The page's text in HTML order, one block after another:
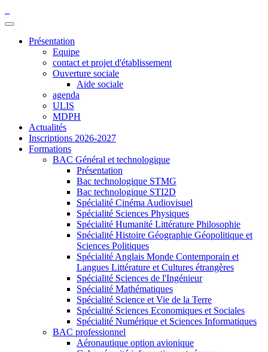
Présentation
Equipe
contact et projet d'établissement
Ouverture sociale
Aide sociale
agenda
ULIS
MDPH
Actualités
Inscriptions 2026-2027
Formations
BAC Général et technologique
Présentation
Bac technologique STMG
Bac technologique STI2D
Spécialité Cinéma Audiovisuel
Spécialité Sciences Physiques
Spécialité Humanité Littérature Philosophie
Spécialité Histoire Géographie Géopolitique et
Sciences Politiques
Spécialité Anglais Monde Contemporain et
Langues Littérature et Cultures étrangères
Spécialité Sciences de l'Ingénieur
Spécialité Mathématiques
Spécialité Science et Vie de la Terre
Spécialité Sciences Economiques et Sociales
Spécialité Numérique et Sciences Informatiques
BAC professionnel
Aéronautique option avionique